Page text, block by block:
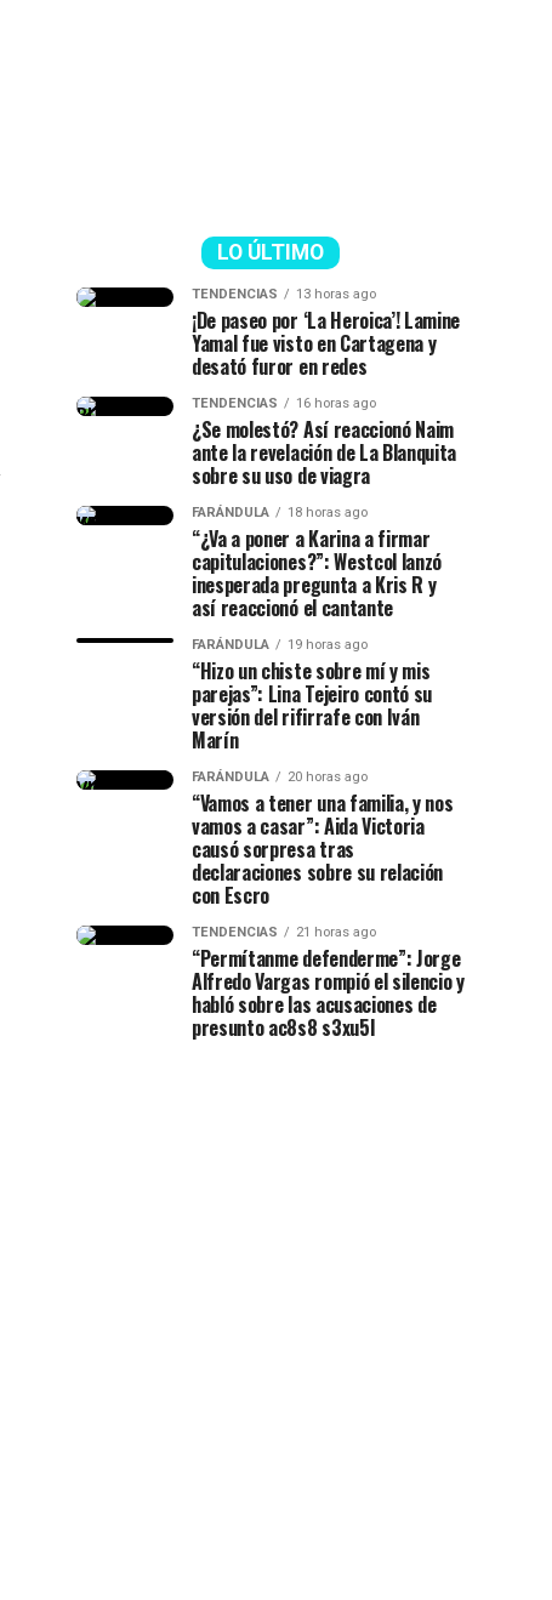
LO ÚLTIMO
TENDENCIAS 13 horas ago
¡De paseo por ‘La Heroica’! Lamine
Yamal fue visto en Cartagena y
desató furor en redes
TENDENCIAS 16 horas ago
¿Se molestó? Así reaccionó Naim
ante la revelación de La Blanquita
sobre su uso de viagra
FARÁNDULA 18 horas ago
“¿Va a poner a Karina a firmar
capitulaciones?”: Westcol lanzó
inesperada pregunta a Kris R y
así reaccionó el cantante
FARÁNDULA 19 horas ago
“Hizo un chiste sobre mí y mis
parejas”: Lina Tejeiro contó su
versión del rifirrafe con Iván
Marín
FARÁNDULA 20 horas ago
“Vamos a tener una familia, y nos
vamos a casar”: Aida Victoria
causó sorpresa tras
declaraciones sobre su relación
con Escro
TENDENCIAS 21 horas ago
“Permítanme defenderme”: Jorge
Alfredo Vargas rompió el silencio y
habló sobre las acusaciones de
presunto ac8s8 s3xu5l